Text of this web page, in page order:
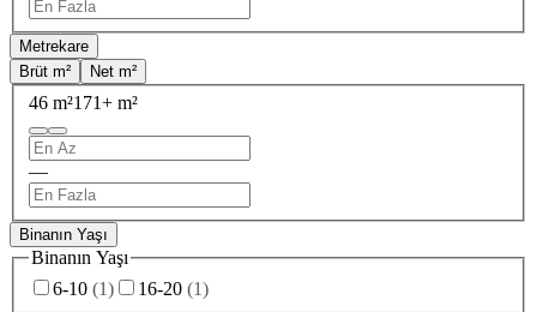
Metrekare
Brüt m²
Net m²
46 m²171+ m²
—
Binanın Yaşı
Binanın Yaşı
6-10 (1) 16-20 (1)